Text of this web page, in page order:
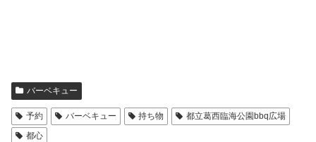
バーベキュー
予約 バーベキュー 持ち物
都立葛西臨海公園bbq広場
都心